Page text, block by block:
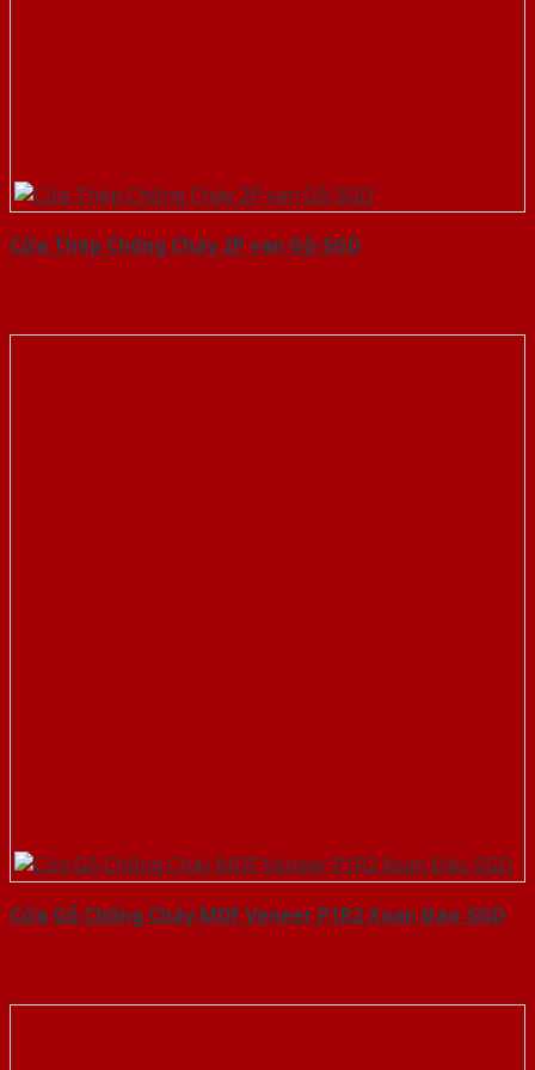
Cửa Thép Chống Cháy 2P van Gỗ-SGD
Cửa Gỗ Chống Cháy MDF Veneer P1R2 Xoan Đào-SGD